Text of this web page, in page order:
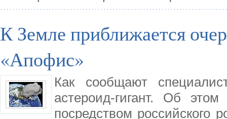
К Земле приближается
«Апофис»
Как сообщают
астероид-гигант. Об
посредством российского